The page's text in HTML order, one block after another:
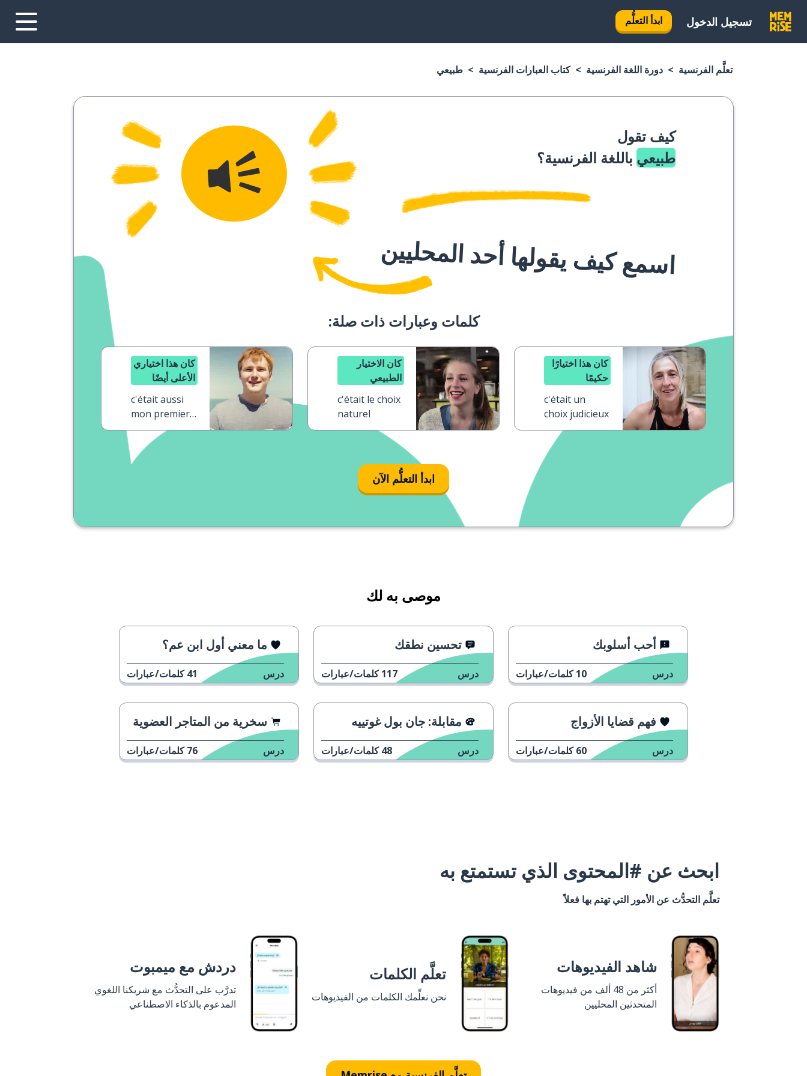
تسجيل الدخول ابدأ التعلُّم
تعلَّم الفرنسية دورة اللغة الفرنسية كتاب العبارات الفرنسية طبيعي
كيف تقول
طبيعي باللغة الفرنسية؟
اسمع كيف يقولها أحد المحليين
كلمات وعبارات ذات صلة:
كان هذا اختيارًا
حكيمًا
c'était un
choix judicieux
كان الاختيار
الطبيعي
c'était le choix
naturel
كان هذا اختياري
الأعلى أيضًا
c'était aussi
mon premier
choix
ابدأ التعلُّم الآن
موصى به لك
أحب أسلوبك
درس 10 كلمات/عبارات
تحسين نطقك
درس 117 كلمات/عبارات
ما معني أول ابن عم؟
درس 41 كلمات/عبارات
فهم قضايا الأزواج
درس 60 كلمات/عبارات
مقابلة: جان بول غوتييه
درس 48 كلمات/عبارات
سخرية من المتاجر العضوية
درس 76 كلمات/عبارات
ابحث عن #المحتوى الذي تستمتع به
تعلَّم التحدُّث عن الأمور التي تهتم بها فعلاً
شاهد الفيديوهات
أكثر من 48 ألف من فيديوهات
المتحدثين المحليين
تعلَّم الكلمات
نحن نعلِّمك الكلمات من الفيديوهات
دردش مع ميمبوت
تدرَّب على التحدُّث مع شريكنا اللغوي
المدعوم بالذكاء الاصطناعي